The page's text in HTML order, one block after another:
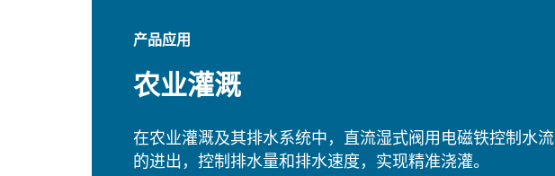
产品应用
石油天然气
比例阀用电磁铁在石油和天然气行业中发挥着重要作用，用
于控制油气管道中的流体流量和压力，确保油气输送的安全